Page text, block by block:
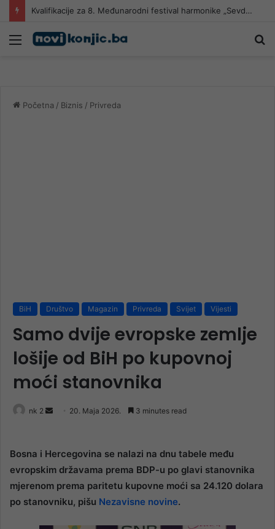
Kvalifikacije za 8. Međunarodni festival harmonike „Sevdalinko harmonikom opjevana“
Meni
Početna / Biznis / Privreda
BiH Društvo Magazin Privreda Svijet Vijesti
Samo dvije evropske zemlje
lošije od BiH po kupovnoj
moći stanovnika
nk 2
Send 20. Maja 2026. 3 minutes read
Bosna i Hercegovina se nalazi na dnu tabele među
evropskim državama prema BDP-u po glavi stanovnika
mjerenom prema paritetu kupovne moći sa 24.120 dolara
po stanovniku, pišu Nezavisne novine.